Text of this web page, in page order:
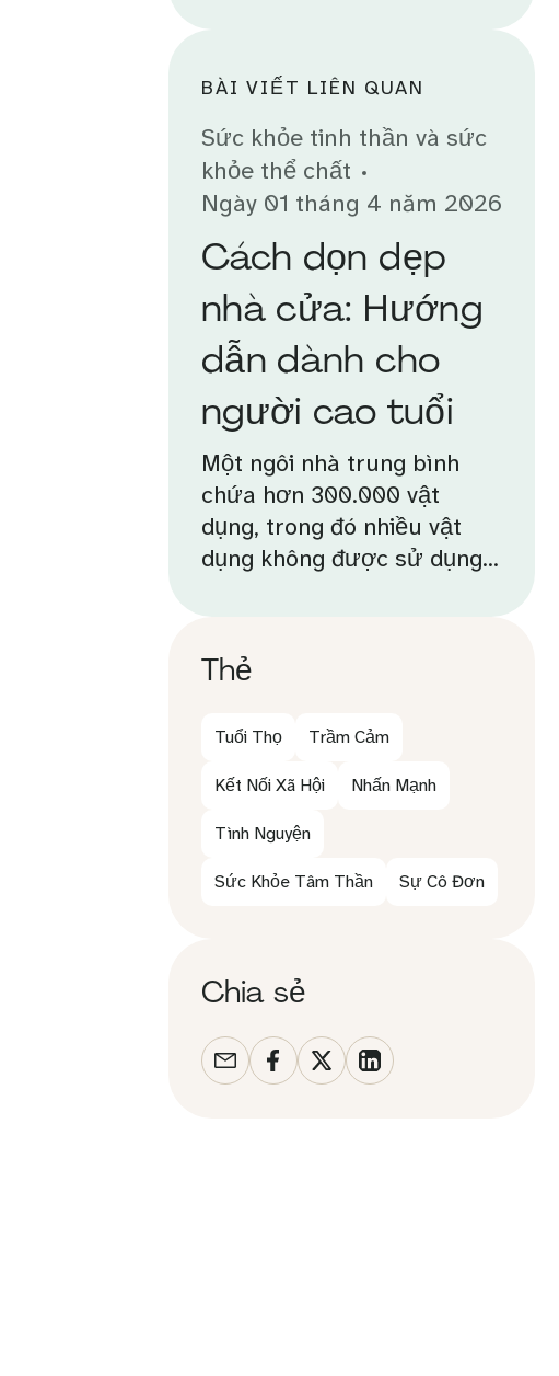
BÀI VIẾT LIÊN QUAN
Sức khỏe tinh thần và sức
khỏe thể chất
Ngày 01 tháng 4 năm 2026
Cách dọn dẹp
nhà cửa: Hướng
dẫn dành cho
người cao tuổi
Một ngôi nhà trung bình
chứa hơn 300.000 vật
dụng, trong đó nhiều vật
dụng không được sử dụng...
Thẻ
Tuổi Thọ Trầm Cảm
Kết Nối Xã Hội Nhấn Mạnh
Tình Nguyện
Sức Khỏe Tâm Thần Sự Cô Đơn
Chia sẻ